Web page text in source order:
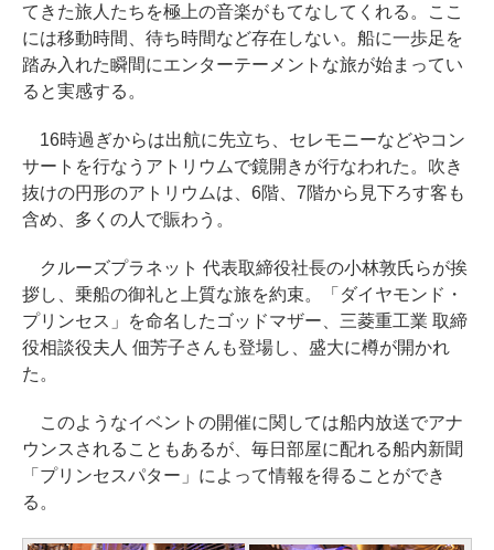
てきた旅人たちを極上の音楽がもてなしてくれる。ここ
には移動時間、待ち時間など存在しない。船に一歩足を
踏み入れた瞬間にエンターテーメントな旅が始まってい
ると実感する。
16時過ぎからは出航に先立ち、セレモニーなどやコン
サートを行なうアトリウムで鏡開きが行なわれた。吹き
抜けの円形のアトリウムは、6階、7階から見下ろす客も
含め、多くの人で賑わう。
クルーズプラネット 代表取締役社長の小林敦氏らが挨
拶し、乗船の御礼と上質な旅を約束。「ダイヤモンド・
プリンセス」を命名したゴッドマザー、三菱重工業 取締
役相談役夫人 佃芳子さんも登場し、盛大に樽が開かれ
た。
このようなイベントの開催に関しては船内放送でアナ
ウンスされることもあるが、毎日部屋に配れる船内新聞
「プリンセスパター」によって情報を得ることができ
る。